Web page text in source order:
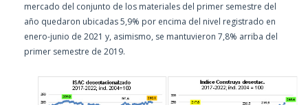
mercado del conjunto de los materiales del primer semestre del
año quedaron ubicadas 5,9% por encima del nivel registrado en
enero-junio de 2021 y, asimismo, se mantuvieron 7,8% arriba del
primer semestre de 2019.